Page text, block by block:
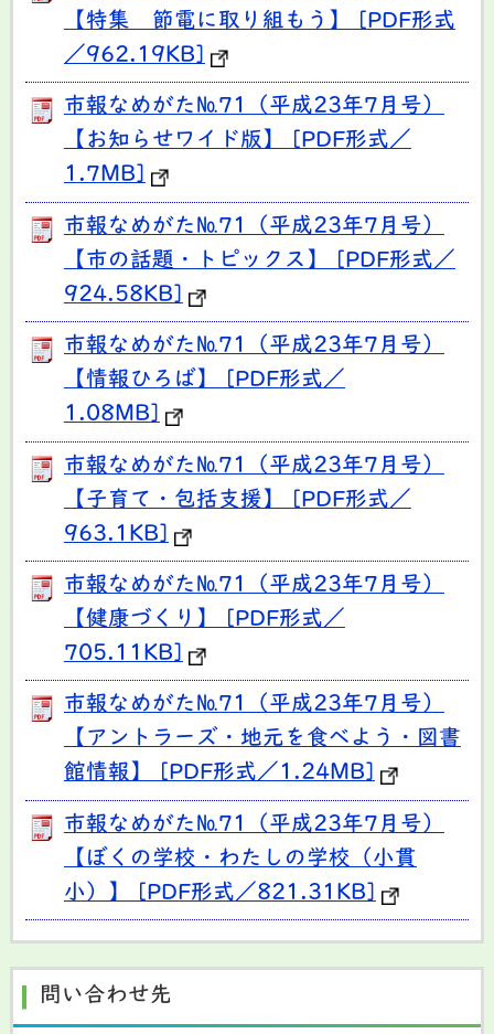
【特集 節電に取り組もう】 [PDF形式
／962.19KB]
市報なめがた№71（平成23年7月号）
【お知らせワイド版】 [PDF形式／
1.7MB]
市報なめがた№71（平成23年7月号）
【市の話題・トピックス】 [PDF形式／
924.58KB]
市報なめがた№71（平成23年7月号）
【情報ひろば】 [PDF形式／
1.08MB]
市報なめがた№71（平成23年7月号）
【子育て・包括支援】 [PDF形式／
963.1KB]
市報なめがた№71（平成23年7月号）
【健康づくり】 [PDF形式／
705.11KB]
市報なめがた№71（平成23年7月号）
【アントラーズ・地元を食べよう・図書
館情報】 [PDF形式／1.24MB]
市報なめがた№71（平成23年7月号）
【ぼくの学校・わたしの学校（小貫
小）】 [PDF形式／821.31KB]
問い合わせ先